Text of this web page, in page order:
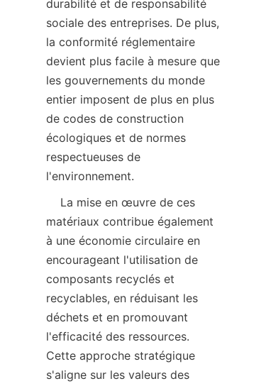
durabilité et de responsabilité
sociale des entreprises. De plus,
la conformité réglementaire
devient plus facile à mesure que
les gouvernements du monde
entier imposent de plus en plus
de codes de construction
écologiques et de normes
respectueuses de
matériaux contribue également
à une économie circulaire en
encourageant l'utilisation de
composants recyclés et
recyclables, en réduisant les
déchets et en promouvant
l'efficacité des ressources.
Cette approche stratégique
s'aligne sur les valeurs des